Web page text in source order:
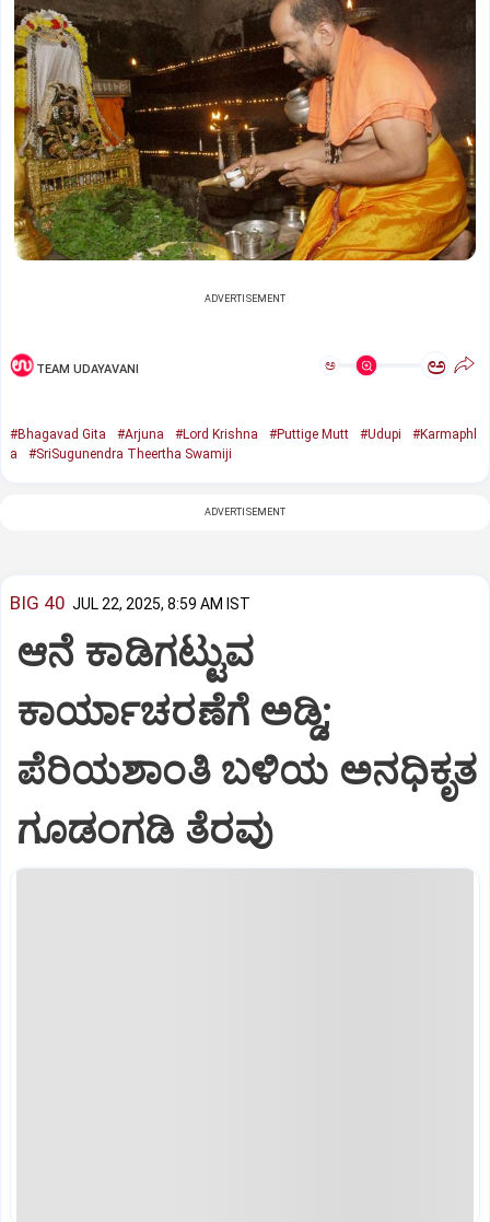
ADVERTISEMENT
TEAM UDAYAVANI ಅ ಅ
#Bhagavad Gita #Arjuna #Lord Krishna #Puttige Mutt #Udupi
#Karmaphl
a
#SriSugunendra Theertha Swamiji
ADVERTISEMENT
BIG 40 JUL 22, 2025, 8:59 AM IST
ಆನೆ ಕಾಡಿಗಟ್ಟುವ
ಕಾರ್ಯಾಚರಣೆಗೆ ಅಡ್ಡಿ;
ಪೆರಿಯಶಾಂತಿ ಬಳಿಯ ಅನಧಿಕೃತ
ಗೂಡಂಗಡಿ ತೆರವು